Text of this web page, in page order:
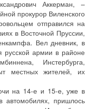
Аккерман, –
прокурор Виленского
отправился на
в Восточной Пруссии,
Вел дневник, в
русской армии в районе
Инстербурга,
местных жителей, их
на 14-е и 15-е, уже в
автомобилях, пришлось